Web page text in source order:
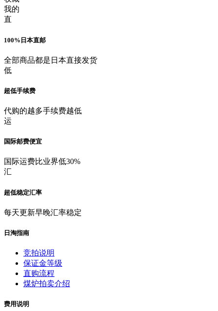
我的
直
100%日本直邮
全部商品都是日本直接发货
低
超低手续费
代购的越多手续费越低
运
国际邮费便宜
国际运费比业界低30%
汇
超低稳定汇率
每天更新早晚汇率稳定
日淘指南
竞拍说明
保证金等级
直购流程
煤炉拍卖介绍
费用说明